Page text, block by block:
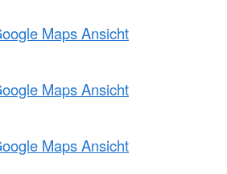
Maps Ansicht
Maps Ansicht
Maps Ansicht